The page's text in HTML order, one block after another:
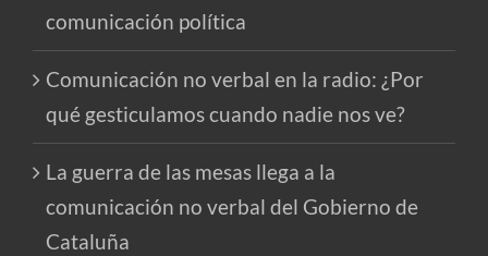
comunicación política
Comunicación no verbal en la radio: ¿Por
qué gesticulamos cuando nadie nos ve?
La guerra de las mesas llega a la
comunicación no verbal del Gobierno de
Cataluña